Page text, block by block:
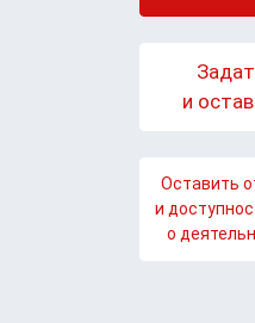
и
Оставить
и
о